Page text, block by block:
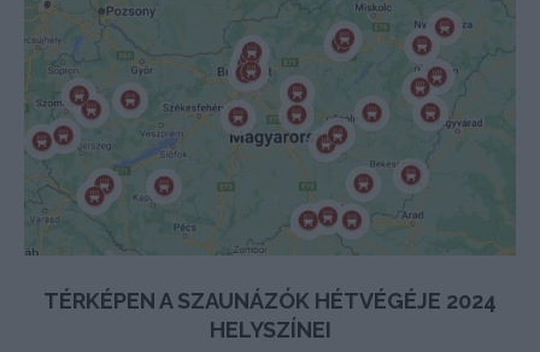
TÉRKÉPEN A SZAUNÁZÓK HÉTVÉGÉJE 2024
HELYSZÍNEI